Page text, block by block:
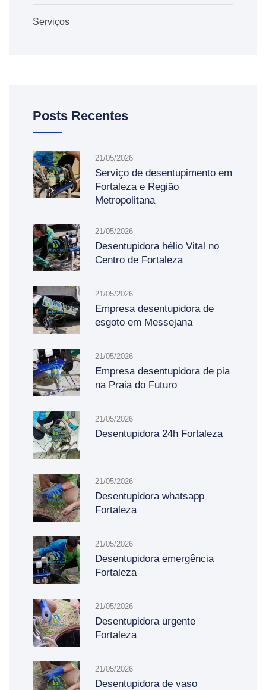
Serviços
Posts Recentes
21/05/2026
Serviço de desentupimento em
Fortaleza e Região
Metropolitana
21/05/2026
Desentupidora hélio Vital no
Centro de Fortaleza
21/05/2026
Empresa desentupidora de
esgoto em Messejana
21/05/2026
Empresa desentupidora de pia
na Praia do Futuro
21/05/2026
Desentupidora 24h Fortaleza
21/05/2026
Desentupidora whatsapp
Fortaleza
21/05/2026
Desentupidora emergência
Fortaleza
21/05/2026
Desentupidora urgente
Fortaleza
21/05/2026
Desentupidora de vaso